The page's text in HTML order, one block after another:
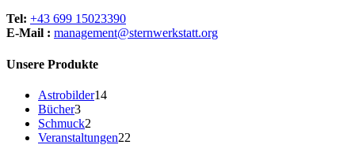
Tel: +43 699 15023390
E-Mail : management@sternwerkstatt.org
Unsere Produkte
Astrobilder1414
Bücher33
Produkte
Schmuck2
Produkte
Veranstaltungen22